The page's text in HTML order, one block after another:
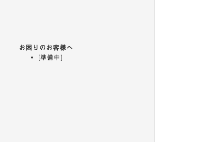
お困りのお客様へ
[準備中]